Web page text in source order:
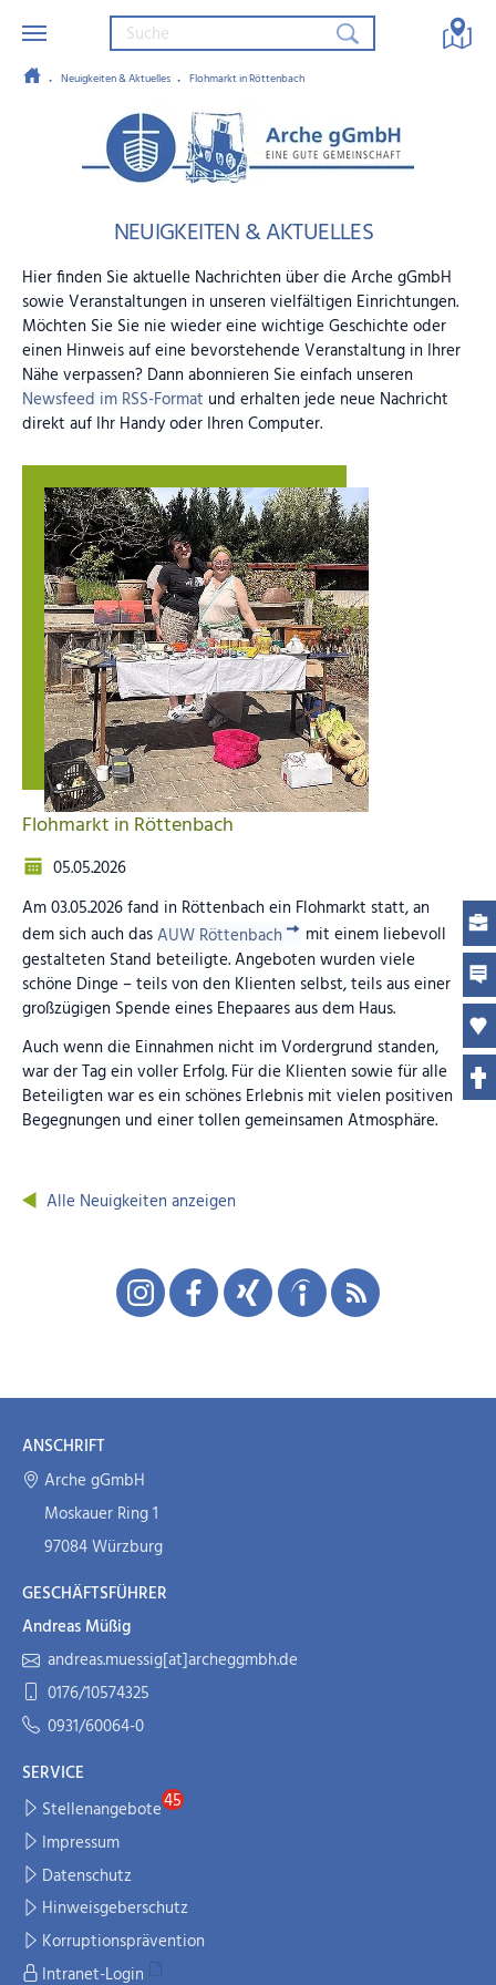
Neuigkeiten & Aktuelles Flohmarkt in Röttenbach
NEUIGKEITEN & AKTUELLES
Hier finden Sie aktuelle Nachrichten über die Arche gGmbH
sowie Veranstaltungen in unseren vielfältigen Einrichtungen.
Möchten Sie Sie nie wieder eine wichtige Geschichte oder
einen Hinweis auf eine bevorstehende Veranstaltung in Ihrer
Nähe verpassen? Dann abonnieren Sie einfach unseren
Newsfeed im RSS-Format und erhalten jede neue Nachricht
direkt auf Ihr Handy oder Ihren Computer.
Flohmarkt in Röttenbach
05.05.2026
Am 03.05.2026 fand in Röttenbach ein Flohmarkt statt, an
dem sich auch dasAUW Röttenbach
mit einem liebevoll
gestalteten Stand beteiligte. Angeboten wurden viele
schöne Dinge – teils von den Klienten selbst, teils aus einer
großzügigen Spende eines Ehepaares aus dem Haus.
Auch wenn die Einnahmen nicht im Vordergrund standen,
war der Tag ein voller Erfolg. Für die Klienten sowie für alle
Beteiligten war es ein schönes Erlebnis mit vielen positiven
Begegnungen und einer tollen gemeinsamen Atmosphäre.
Alle Neuigkeiten anzeigen
ANSCHRIFT
Arche gGmbH
Moskauer Ring 1
97084 Würzburg
GESCHÄFTSFÜHRER
Andreas Müßig
andreas.muessig[at]archeggmbh.de
0176/10574325
0931/60064-0
SERVICE
Stellenangebote
Impressum
Datenschutz
Hinweisgeberschutz
Korruptionsprävention
Intranet-Login